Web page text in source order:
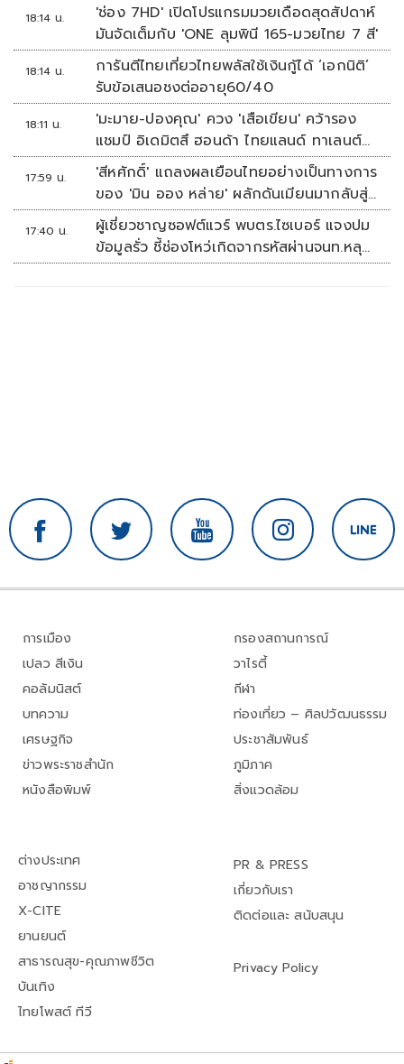
18:14 น.
'ช่อง 7HD' เปิดโปรแกรมมวยเดือดสุดสัปดาห์
มันจัดเต็มกับ 'ONE ลุมพินี 165-มวยไทย 7 สี'
18:14 น.
การันตีไทยเที่ยวไทยพลัสใช้เงินกู้ได้ ‘เอกนิติ’
รับข้อเสนอชงต่ออายุ60/40
18:11 น.
'มะมาย-ปองคุณ' ควง 'เสือเขียน' คว้ารอง
แชมป์ อิเดมิตสึ ฮอนด้า ไทยแลนด์ ทาเลนต์
คัพ สนาม 3
17:59 น.
'สีหศักดิ์' แถลงผลเยือนไทยอย่างเป็นทางการ
ของ 'มิน ออง หล่าย' ผลักดันเมียนมากลับสู่
อาเซียน
17:40 น.
ผู้เชี่ยวชาญซอฟต์แวร์ พบตร.ไซเบอร์ แจงปม
ข้อมูลรั่ว ชี้ช่องโหว่เกิดจากรหัสผ่านจนท.หลุด
ไม่ใช่ถูกแฮกระบบ
การเมือง
เปลว สีเงิน
คอลัมนิสต์
บทความ
เศรษฐกิจ
ข่าวพระราชสำนัก
หนังสือพิมพ์
กรองสถานการณ์
วาไรตี้
กีฬา
ท่องเที่ยว – ศิลปวัฒนธรรม
ประชาสัมพันธ์
ภูมิภาค
สิ่งแวดล้อม
ต่างประเทศ
อาชญากรรม
X-CITE
ยานยนต์
สาธารณสุข-คุณภาพชีวิต
บันเทิง
ไทยโพสต์ ทีวี
PR & PRESS
เกี่ยวกับเรา
ติดต่อและ สนับสนุน
Privacy Policy